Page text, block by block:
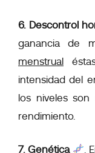
6. Descontrol
ganancia de
menstrual
intensidad del
los niveles son
rendimiento.
7. Genética .